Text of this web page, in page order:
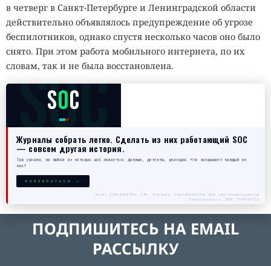
в четверг в Санкт-Петербурге и Ленинградской области
действительно объявлялось предупреждение об угрозе
беспилотников, однако спустя несколько часов оно было
снято. При этом работа мобильного интернета, по их
словам, так и не была восстановлена.
SOC
SOC
Журналы собрать легко. Сделать из них работающий SOC
— совсем другая история.
Три уровня, на любом из которых всё ломается: данные, детекты, реакция. Что закрывает каждый из
них?
РАЗОБРАТЬСЯ →
erid: 2SDnjecN7Gw. 18+. Реклама. Рекламодатель ООО «Интеллектуальная
безопасность», ИНН 7719435412
ПОДПИШИТЕСЬ НА EMAIL
РАССЫЛКУ